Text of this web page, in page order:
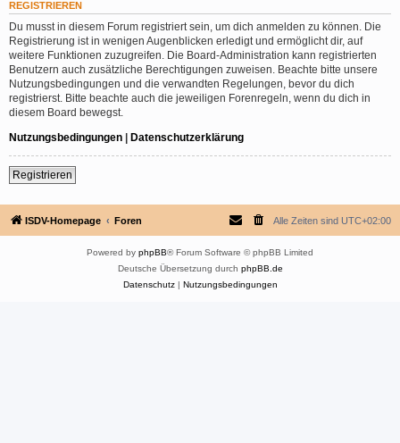
REGISTRIEREN
Du musst in diesem Forum registriert sein, um dich anmelden zu können. Die
Registrierung ist in wenigen Augenblicken erledigt und ermöglicht dir, auf
weitere Funktionen zuzugreifen. Die Board-Administration kann registrierten
Benutzern auch zusätzliche Berechtigungen zuweisen. Beachte bitte unsere
Nutzungsbedingungen und die verwandten Regelungen, bevor du dich
registrierst. Bitte beachte auch die jeweiligen Forenregeln, wenn du dich in
diesem Board bewegst.
Nutzungsbedingungen | Datenschutzerklärung
Registrieren
ISDV-Homepage Foren Alle Zeiten sind UTC+02:00
Powered by phpBB® Forum Software © phpBB Limited
Deutsche Übersetzung durch phpBB.de
Datenschutz| Nutzungsbedingungen